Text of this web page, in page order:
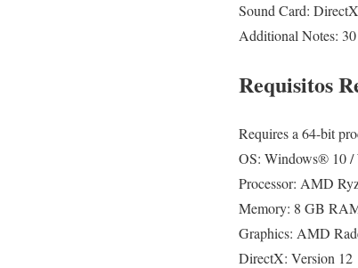
Sound Card:
Additional Notes:
Requisitos
Requires a 64-bit
OS: Windows® 10
Processor: AMD
Memory: 8 GB
Graphics: AMD
DirectX: Version 12